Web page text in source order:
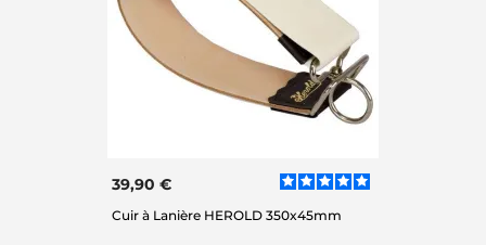
39,90 €
Cuir à Lanière HEROLD 350x45mm